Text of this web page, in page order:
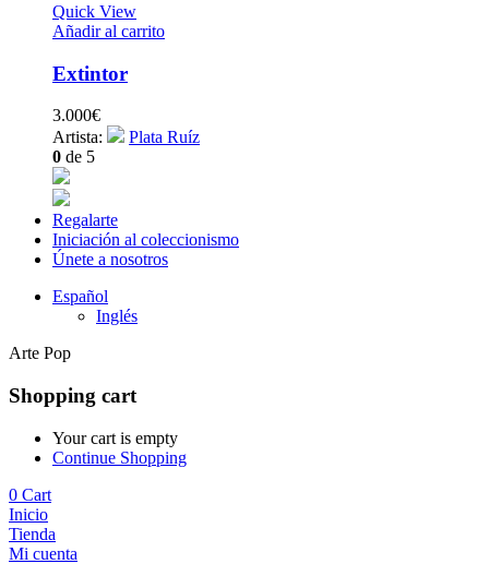
Quick View
Añadir al carrito
Extintor
3.000€
Artista:
Plata Ruíz
0 de 5
Regalarte
Iniciación al coleccionismo
Únete a nosotros
Español
Inglés
Arte Pop
Shopping cart
Your cart is empty
Continue Shopping
0 Cart
Inicio
Tienda
Mi cuenta